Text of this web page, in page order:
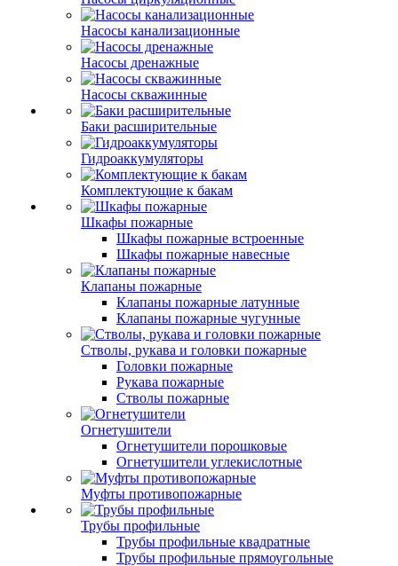
Насосы канализационные
Насосы дренажные
Насосы скважинные
Баки расширительные
Гидроаккумуляторы
Комплектующие к бакам
Шкафы пожарные
Шкафы пожарные встроенные
Шкафы пожарные навесные
Клапаны пожарные
Клапаны пожарные латунные
Клапаны пожарные чугунные
Стволы, рукава и головки пожарные
Головки пожарные
Рукава пожарные
Стволы пожарные
Огнетушители
Огнетушители порошковые
Огнетушители углекислотные
Муфты противопожарные
Трубы профильные
Трубы профильные квадратные
Трубы профильные прямоугольные